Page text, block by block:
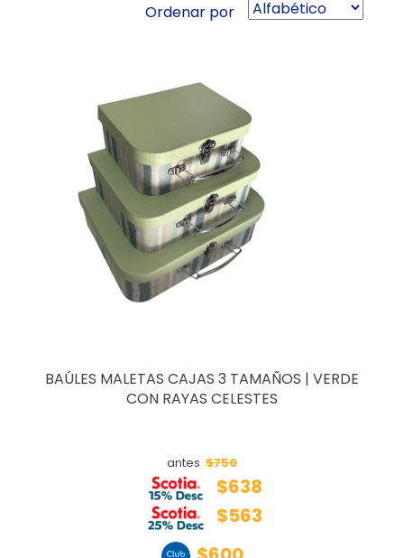
Ordenar por
BAÚLES MALETAS CAJAS 3 TAMAÑOS | VERDE
CON RAYAS CELESTES
antes $750
$638
$563